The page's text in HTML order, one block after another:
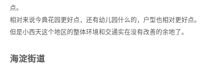
点。
相对来说今典花园更好点，还有幼儿园什么的，户型也相对更好点。
但是小西天这个地区的整体环境和交通实在没有改善的余地了。
海淀街道